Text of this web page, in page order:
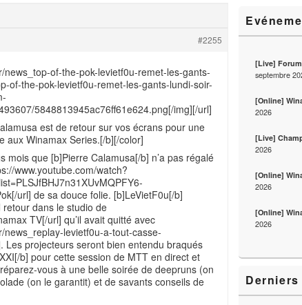
#2255
news_top-of-the-pok-levietf0u-remet-les-gants-
of-the-pok-levietf0u-remet-les-gants-lundi-soir-
5848813945ac76ff61e624.png[/img][/url]
est de retour sur vos écrans pour une
aux Winamax Series.[/b][/color]
mois que [b]Pierre Calamusa[/b] n’a pas régalé
www.youtube.com/watch?
url] de sa douce folie. [b]LeVietF0u[/b]
retour dans le studio de
TV[/url] qu’il avait quitté avec
news_replay-levietf0u-a-tout-casse-
Les projecteurs seront bien entendu braqués
b] pour cette session de MTT en direct et
vous à une belle soirée de deepruns (on
(on le garantit) et de savants conseils de
[Live]
septembre
[Online]
2026
[Live]
2026
[Online]
2026
[Online]
2026